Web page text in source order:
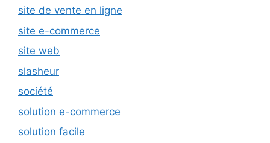
site de vente en ligne
site e-commerce
site web
slasheur
société
solution e-commerce
solution facile